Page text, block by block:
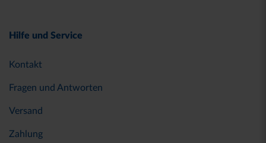
Hilfe und Service
Kontakt
Fragen und Antworten
Versand
Zahlung